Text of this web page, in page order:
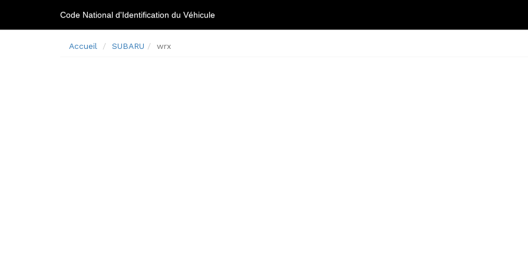
Code National d'Identification du Véhicule
Accueil SUBARU wrx